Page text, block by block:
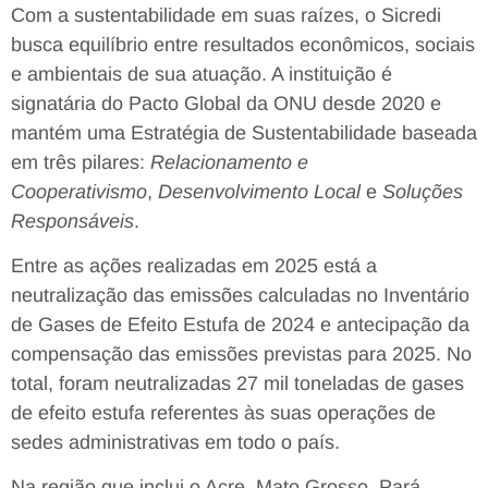
Com a sustentabilidade em suas raízes, o Sicredi
busca equilíbrio entre resultados econômicos, sociais
e ambientais de sua atuação. A instituição é
signatária do Pacto Global da ONU desde 2020 e
mantém uma Estratégia de Sustentabilidade baseada
em três pilares: Relacionamento e
Cooperativismo, Desenvolvimento Local e Soluções
Responsáveis.
Entre as ações realizadas em 2025 está a
neutralização das emissões calculadas no Inventário
de Gases de Efeito Estufa de 2024 e antecipação da
compensação das emissões previstas para 2025. No
total, foram neutralizadas 27 mil toneladas de gases
de efeito estufa referentes às suas operações de
sedes administrativas em todo o país.